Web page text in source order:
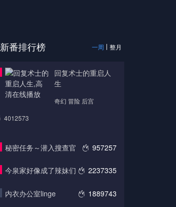
新番排行榜 一周 整月
回复术士的重启人
生
奇幻 冒险 后宫
4012573
957257
秘密任务～潜入搜查官
2237335
今泉家好像成了辣妹们
1889743
内衣办公室linge